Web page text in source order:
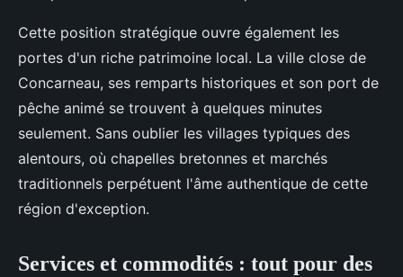
Cette position stratégique ouvre également les
portes d'un riche patrimoine local. La ville close de
Concarneau, ses remparts historiques et son port de
pêche animé se trouvent à quelques minutes
seulement. Sans oublier les villages typiques des
alentours, où chapelles bretonnes et marchés
traditionnels perpétuent l'âme authentique de cette
région d'exception.
Services et commodités : tout pour des